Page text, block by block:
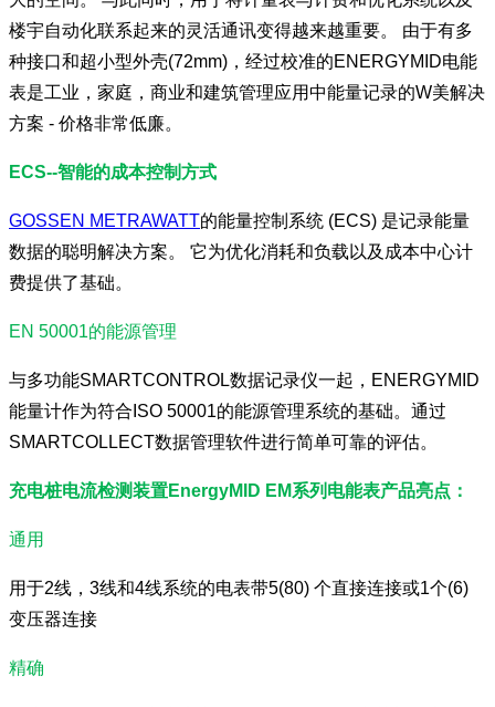
楼宇自动化联系起来的灵活通讯变得越来越重要。 由于有多
种接口和超小型外壳(72mm)，经过校准的ENERGYMID电能
表是工业，家庭，商业和建筑管理应用中能量记录的W美解决
方案 - 价格非常低廉。
ECS--智能的成本控制方式
GOSSEN METRAWATT的能量控制系统 (ECS) 是记录能量
数据的聪明解决方案。 它为优化消耗和负载以及成本中心计
费提供了基础。
EN 50001的能源管理
与多功能SMARTCONTROL数据记录仪一起，ENERGYMID
能量计作为符合ISO 50001的能源管理系统的基础。通过
SMARTCOLLECT数据管理软件进行简单可靠的评估。
充电桩电流检测装置EnergyMID EM系列电能表产品亮点：
通用
用于2线，3线和4线系统的电表带5(80) 个直接连接或1个(6)
变压器连接
精确